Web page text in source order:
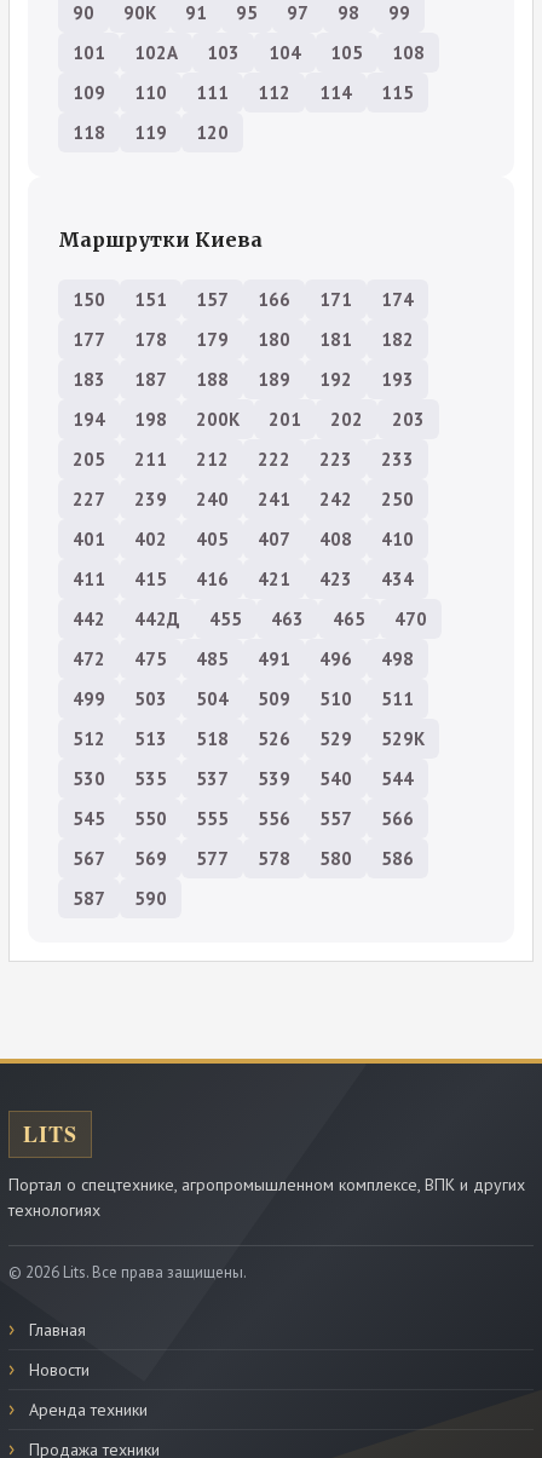
90
90К 91 95 97 98
99
101
102А 103 104 105
108
109
110 111 112 114
115
118
119 120
Маршрутки Киева
150 151 157 166 171
174
177
178 179 180 181
182
183
187 188 189 192
193
194
198 200К 201 202
203
205
211 212 222 223
233
227
239 240 241 242
250
401
402 405 407 408
410
411
415 416 421 423
434
442
442Д 455 463 465
470
472
475 485 491 496
498
499
503 504 509 510
511
512
513 518 526 529
529К
530
535 537 539 540
544
545
550 555 556 557
566
567
569 577 578 580
586
587
590
Портал о спецтехнике, агропромышленном комплексе, ВПК и других
технологиях
© 2026 Lits. Все права защищены.
Главная
Новости
Аренда техники
Продажа техники